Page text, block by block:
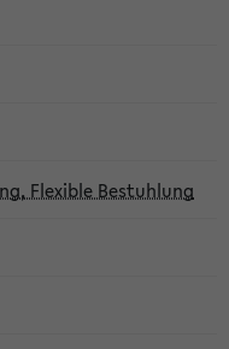
Flexible Bestuhlung